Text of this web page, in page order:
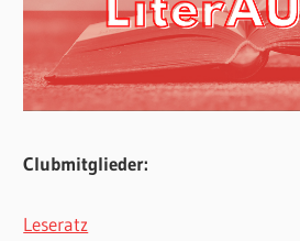
Clubmitglieder:
Leseratz